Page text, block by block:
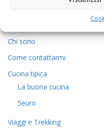
Chi sono
Come contattarmi
Cucina tipica
La buona cucina
5euro
Viaggi e Trekking